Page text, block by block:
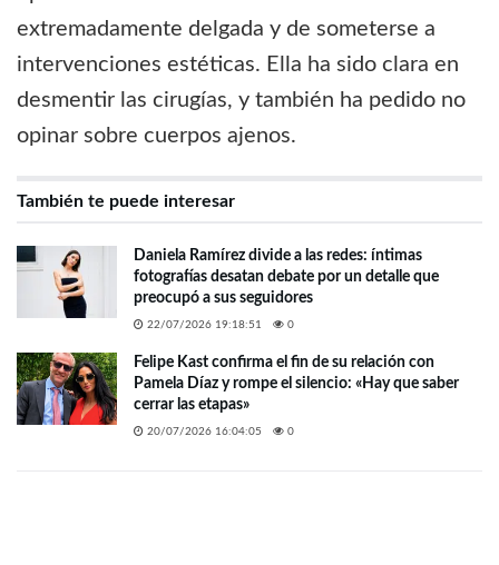
extremadamente delgada y de someterse a
intervenciones estéticas. Ella ha sido clara en
desmentir las cirugías, y también ha pedido no
opinar sobre cuerpos ajenos.
También te puede interesar
Daniela Ramírez divide a las redes: íntimas
fotografías desatan debate por un detalle que
preocupó a sus seguidores
22/07/2026 19:18:51 0
Felipe Kast confirma el fin de su relación con
Pamela Díaz y rompe el silencio: «Hay que saber
cerrar las etapas»
20/07/2026 16:04:05 0